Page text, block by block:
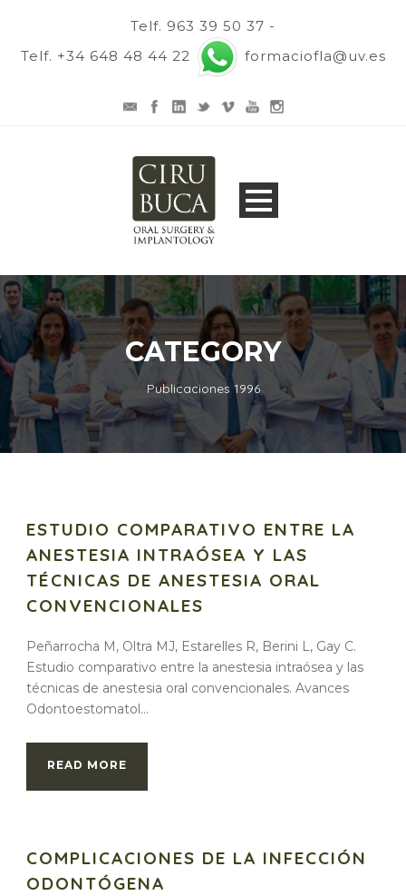
Telf. 963 39 50 37 -
Telf. +34 648 48 44 22
formaciofla@uv.es
CATEGORY
Publicaciones 1996
ESTUDIO COMPARATIVO ENTRE LA
ANESTESIA INTRAÓSEA Y LAS
TÉCNICAS DE ANESTESIA ORAL
CONVENCIONALES
Peñarrocha M, Oltra MJ, Estarelles R, Berini L, Gay C.
Estudio comparativo entre la anestesia intraósea y las
técnicas de anestesia oral convencionales. Avances
Odontoestomatol...
READ MORE
COMPLICACIONES DE LA INFECCIÓN
ODONTÓGENA